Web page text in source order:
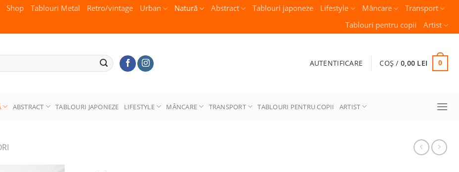
Shop Tablouri Metal Retro/vintage Urban Natură Abstract Tablouri japoneze Lifestyle Mâncare
Transport
Tablouri pentru copii
Artist
AUTENTIFICARE COȘ / 0,00 LEI 0
ABSTRACT TABLOURI JAPONEZE LIFESTYLE MÂNCARE TRANSPORT TABLOURI PENTRU COPII ARTIST